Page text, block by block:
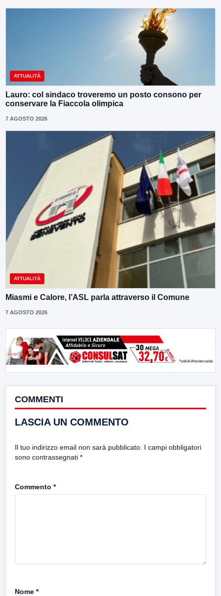
ATTUALITÀ
Lauro: col sindaco troveremo un posto consono per
conservare la Fiaccola olimpica
7 AGOSTO 2026
ATTUALITÀ
Miasmi e Calore, l’ASL parla attraverso il Comune
7 AGOSTO 2026
COMMENTI
LASCIA UN COMMENTO
Il tuo indirizzo email non sarà pubblicato. I campi obbligatori
sono contrassegnati *
Commento *
Nome *